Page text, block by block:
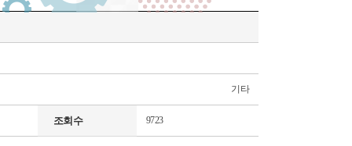
기타
조회수 9723